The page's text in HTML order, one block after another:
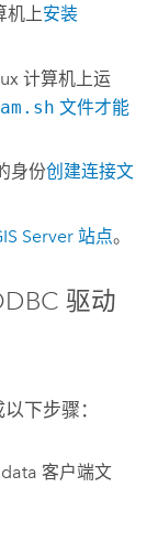
机上安装
计算机上运
文件才能
身份创建连接文
Server 站点。
驱动
下步骤：
客户端文